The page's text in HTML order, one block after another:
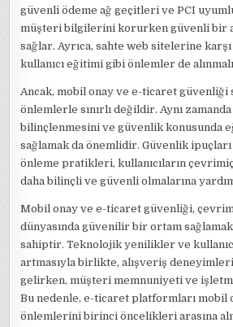
güvenli ödeme ağ geçitleri ve PCI
müşteri bilgilerini korurken güvenli bir
sağlar. Ayrıca, sahte web sitelerine
kullanıcı eğitimi gibi önlemler de
Ancak, mobil onay ve e-ticaret güvenliği
önlemlerle sınırlı değildir. Aynı zamanda
bilinçlenmesini ve güvenlik konusunda
sağlamak da önemlidir. Güvenlik ipuçları
önleme pratikleri, kullanıcıların
daha bilinçli ve güvenli olmalarına
Mobil onay ve e-ticaret güvenliği,
dünyasında güvenilir bir ortam
sahiptir. Teknolojik yenilikler ve
artmasıyla birlikte, alışveriş
gelirken, müşteri memnuniyeti ve
Bu nedenle, e-ticaret platformları mobil
önlemlerini birinci öncelikleri arasına